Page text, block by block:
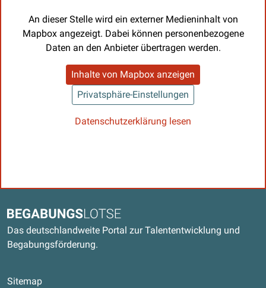
An dieser Stelle wird ein externer Medieninhalt von
Mapbox angezeigt. Dabei können personenbezogene
Daten an den Anbieter übertragen werden.
Inhalte von Mapbox anzeigen
Privatsphäre-Einstellungen
Datenschutzerklärung lesen
Begabungslotse
Das deutschlandweite Portal zur Talententwicklung und
Begabungsförderung.
Sitemap